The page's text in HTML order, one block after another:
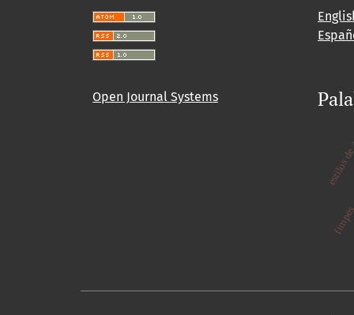
Open Journal Systems